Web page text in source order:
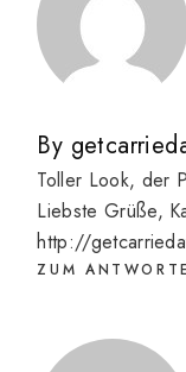
By
Toller Look, der
Liebste Grüße,
http://
ZUM